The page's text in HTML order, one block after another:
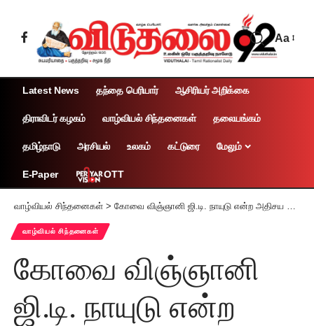
Aa
Latest News தந்தை பெரியார் ஆசிரியர் அறிக்கை
திராவிடர் கழகம் வாழ்வியல் சிந்தனைகள் தலையங்கம்
தமிழ்நாடு அரசியல் உலகம் கட்டுரை மேலும்
E-Paper OTT
வாழ்வியல் சிந்தனைகள் > கோவை விஞ்ஞானி ஜி.டி. நாயுடு என்ற அதிசய மனிதர்! (2)
வாழ்வியல் சிந்தனைகள்
கோவை விஞ்ஞானி
ஜி.டி. நாயுடு என்ற